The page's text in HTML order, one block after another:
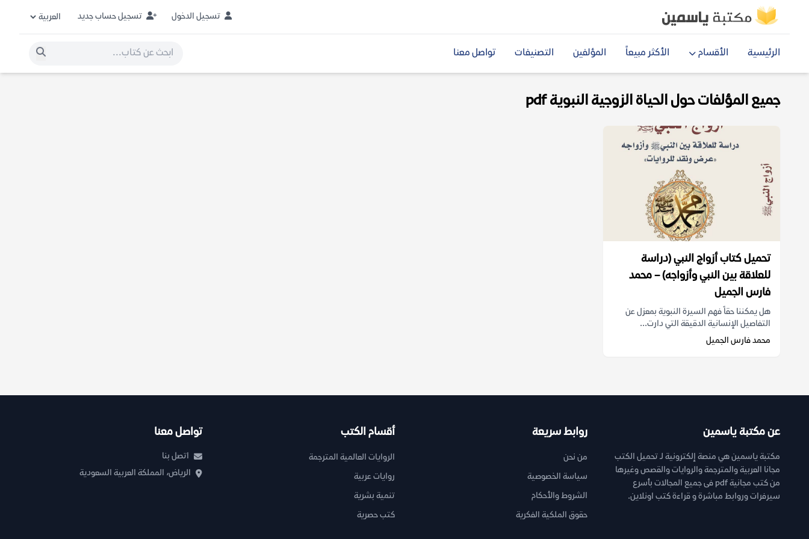
تسجيل الدخول تسجيل حساب جديد
الرئيسية الأقسام الأكثر مبيعاً المؤلفين التصنيفات تواصل معنا
جميع المؤلفات حول الحياة الزوجية النبوية pdf
تحميل كتاب أزواج النبي (دراسة
للعلاقة بين النبي وأزواجه) – محمد
فارس الجميل
هل يمكننا حقاً فهم السيرة النبوية بمعزل عن
التفاصيل الإنسانية الدقيقة التي دارت...
محمد فارس الجميل
عن مكتبة ياسمين
مكتبة ياسمين هي منصة إلكترونية لـ تحميل الكتب
مجانا العربية والمترجمة والروايات والقصص وغيرها
من كتب مجانية pdf فى جميع المجالات بأسرع
سيرفرات وروابط مباشرة و قراءة كتب اونلاين.
روابط سريعة
من نحن
سياسة الخصوصية
الشروط والأحكام
حقوق الملكية الفكرية
أقسام الكتب
الروايات العالمية المترجمة
روايات عربية
تنمية بشرية
كتب حصرية
تواصل معنا
اتصل بنا
الرياض، المملكة العربية السعودية